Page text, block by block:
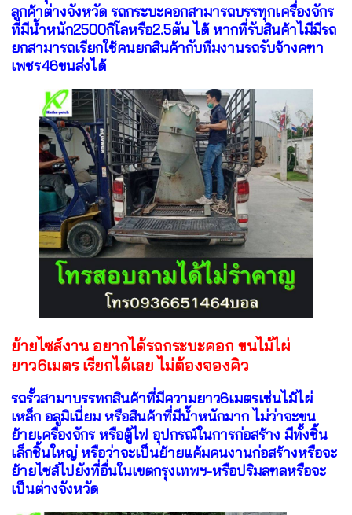
ลูกค้าต่างจังหวัด รถกระบะคอกสามารถบรรทุกเครื่องจักร
ที่มีน้ำหนัก2500กิโลหรือ2.5ตัน ได้ หากที่รับสินค้าไมีมีรถ
ยกสามารถเรียกใช้คนยกสินค้ากับทีมงานรถรับจ้างคฑา
เพชร46ขนส่งได้
ย้ายไซส์งาน อยากได้รถกระบะคอก ขนไม้ไผ่
ยาว6เมตร เรียกได้เลย ไม่ต้องจองคิว
รถรั้วสามาบรรทกสินค้าที่มีความยาว6เมตรเช่นไม้ไผ่
เหล็ก อลูมิเนี่ยม หรือสินค้าที่มีน้ำหนักมาก ไม่ว่าจะขน
ย้ายเครื่องจักร หรือตู้ไฟ อุปกรณ์ในการก่อสร้าง มีทั้งชิ้น
เล็กชิ้นใหญ่ หรือว่าจะเป็นย้ายแค้มคนงานก่อสร้างหรือจะ
ย้ายไซส์ไปยังที่อื่นในเขตกรุงเทพฯ-หรือปริมลฑลหรือจะ
เป็นต่างจังหวัด